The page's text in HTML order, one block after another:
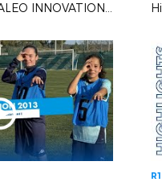
Highlights J16 - R1 ALEO INNOVATION | AS Gémenosienne VS EUGA Ardziv